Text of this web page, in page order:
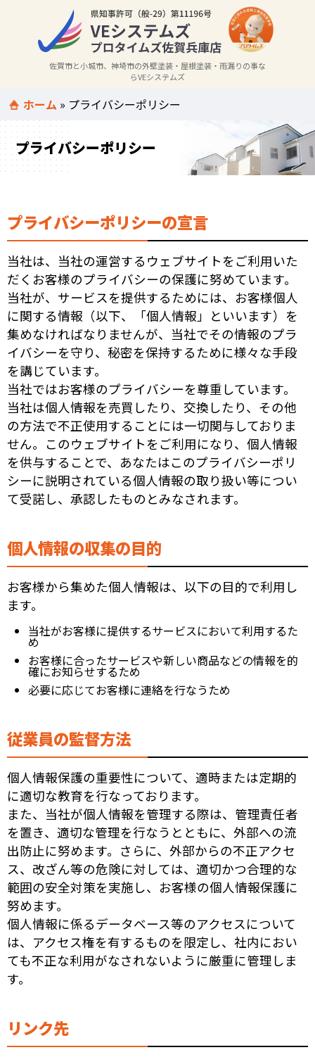
佐賀市と小城市、神埼市の外壁塗装・屋根塗装・雨漏りの事な
らVEシステムズ
ホーム » プライバシーポリシー
プライバシーポリシー
プライバシーポリシーの宣言
当社は、当社の運営するウェブサイトをご利用いた
だくお客様のプライバシーの保護に努めています。
当社が、サービスを提供するためには、お客様個人
に関する情報（以下、「個人情報」といいます）を
集めなければなりませんが、当社でその情報のプラ
イバシーを守り、秘密を保持するために様々な手段
を講じています。
当社ではお客様のプライバシーを尊重しています。
当社は個人情報を売買したり、交換したり、その他
の方法で不正使用することには一切関与しておりま
せん。このウェブサイトをご利用になり、個人情報
を供与することで、あなたはこのプライバシーポリ
シーに説明されている個人情報の取り扱い等につい
て受諾し、承認したものとみなされます。
個人情報の収集の目的
お客様から集めた個人情報は、以下の目的で利用し
ます。
当社がお客様に提供するサービスにおいて利用するた
め
お客様に合ったサービスや新しい商品などの情報を的
確にお知らせするため
必要に応じてお客様に連絡を行なうため
従業員の監督方法
個人情報保護の重要性について、適時または定期的
に適切な教育を行なっております。
また、当社が個人情報を管理する際は、管理責任者
を置き、適切な管理を行なうとともに、外部への流
出防止に努めます。さらに、外部からの不正アクセ
ス、改ざん等の危険に対しては、適切かつ合理的な
範囲の安全対策を実施し、お客様の個人情報保護に
努めます。
個人情報に係るデータベース等のアクセスについて
は、アクセス権を有するものを限定し、社内におい
ても不正な利用がなされないように厳重に管理しま
す。
リンク先